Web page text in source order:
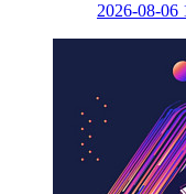
2026-08-06